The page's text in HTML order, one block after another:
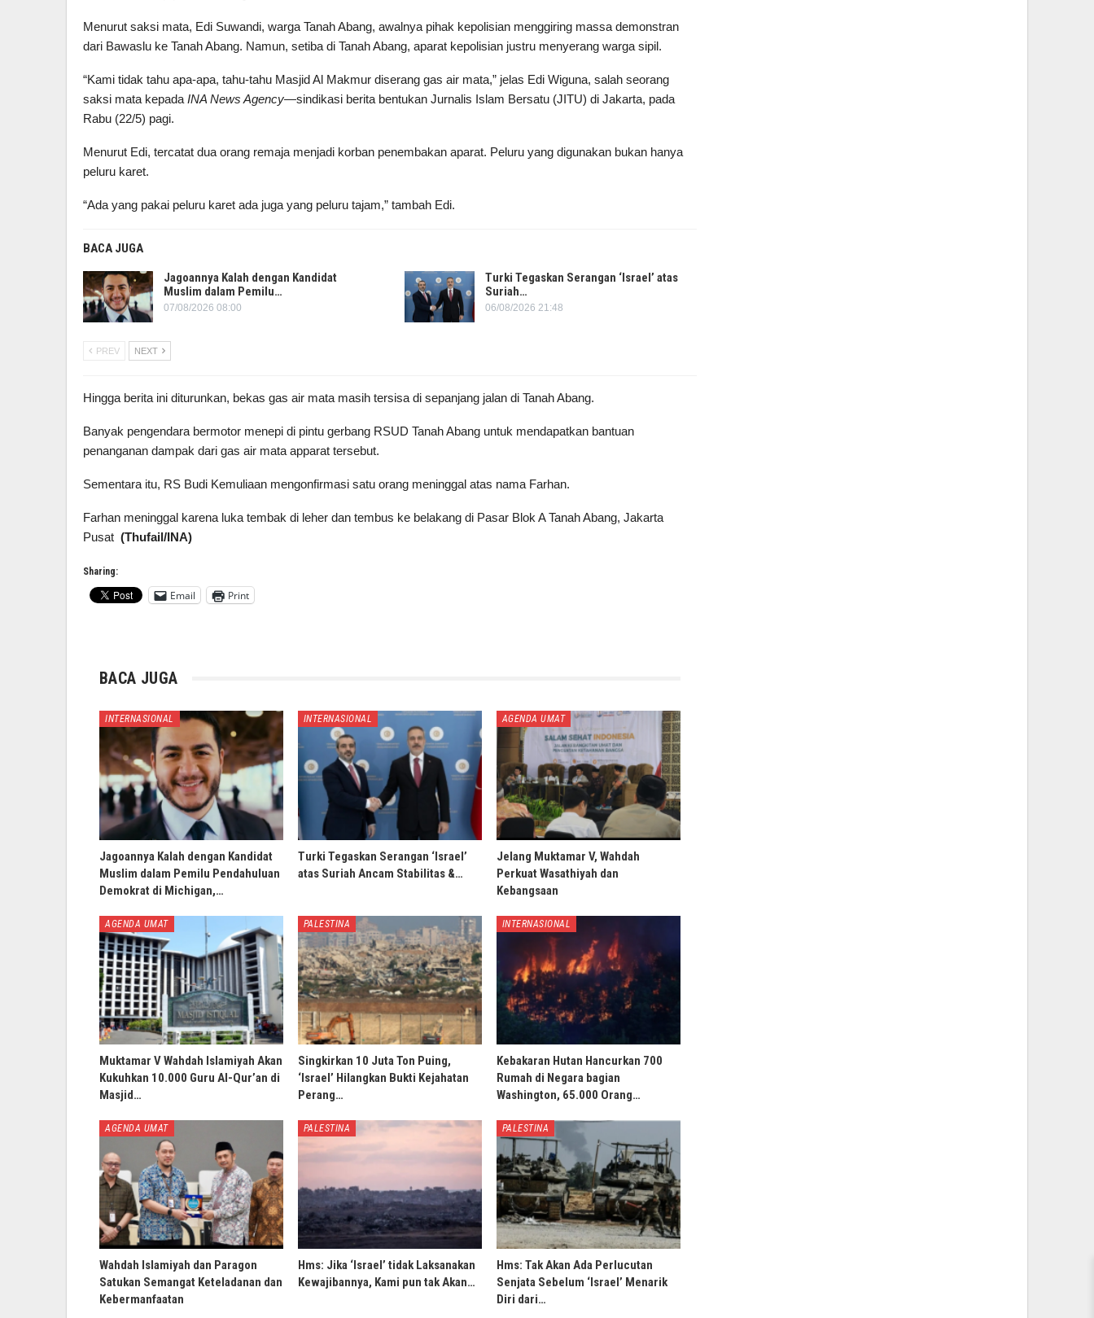
Menurut saksi mata, Edi Suwandi, warga Tanah Abang, awalnya pihak kepolisian menggiring massa demonstran
dari Bawaslu ke Tanah Abang. Namun, setiba di Tanah Abang, aparat kepolisian justru menyerang warga sipil.
“Kami tidak tahu apa-apa, tahu-tahu Masjid Al Makmur diserang gas air mata,” jelas Edi Wiguna, salah seorang
saksi mata kepada INA News Agency—sindikasi berita bentukan Jurnalis Islam Bersatu (JITU) di Jakarta, pada
Rabu (22/5) pagi.
Menurut Edi, tercatat dua orang remaja menjadi korban penembakan aparat. Peluru yang digunakan bukan hanya
peluru karet.
“Ada yang pakai peluru karet ada juga yang peluru tajam,” tambah Edi.
BACA JUGA
Jagoannya Kalah dengan Kandidat
Muslim dalam Pemilu…
07/08/2026 08:00
Turki Tegaskan Serangan ‘Israel’ atas
Suriah…
06/08/2026 21:48
PREV NEXT
Hingga berita ini diturunkan, bekas gas air mata masih tersisa di sepanjang jalan di Tanah Abang.
Banyak pengendara bermotor menepi di pintu gerbang RSUD Tanah Abang untuk mendapatkan bantuan
penanganan dampak dari gas air mata apparat tersebut.
Sementara itu, RS Budi Kemuliaan mengonfirmasi satu orang meninggal atas nama Farhan.
Farhan meninggal karena luka tembak di leher dan tembus ke belakang di Pasar Blok A Tanah Abang, Jakarta
Pusat (Thufail/INA)
Sharing:
Email Print
BACA JUGA
INTERNASIONAL
Jagoannya Kalah dengan Kandidat
Muslim dalam Pemilu Pendahuluan
Demokrat di Michigan,…
INTERNASIONAL
Turki Tegaskan Serangan ‘Israel’
atas Suriah Ancam Stabilitas &…
AGENDA UMAT
Jelang Muktamar V, Wahdah
Perkuat Wasathiyah dan
Kebangsaan
AGENDA UMAT
Muktamar V Wahdah Islamiyah Akan
Kukuhkan 10.000 Guru Al-Qur’an di
Masjid…
PALESTINA
Singkirkan 10 Juta Ton Puing,
‘Israel’ Hilangkan Bukti Kejahatan
Perang…
INTERNASIONAL
Kebakaran Hutan Hancurkan 700
Rumah di Negara bagian
Washington, 65.000 Orang…
AGENDA UMAT
Wahdah Islamiyah dan Paragon
Satukan Semangat Keteladanan dan
Kebermanfaatan
PALESTINA
Hms: Jika ‘Israel’ tidak Laksanakan
Kewajibannya, Kami pun tak Akan…
PALESTINA
Hms: Tak Akan Ada Perlucutan
Senjata Sebelum ‘Israel’ Menarik
Diri dari…